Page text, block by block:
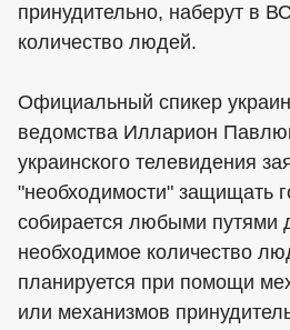
принудительно, наберут в
количество людей.
Официальный спикер
ведомства Илларион
украинского телевидения
"необходимости" защищать
собирается любыми путями
необходимое количество
планируется при помощи
или механизмов